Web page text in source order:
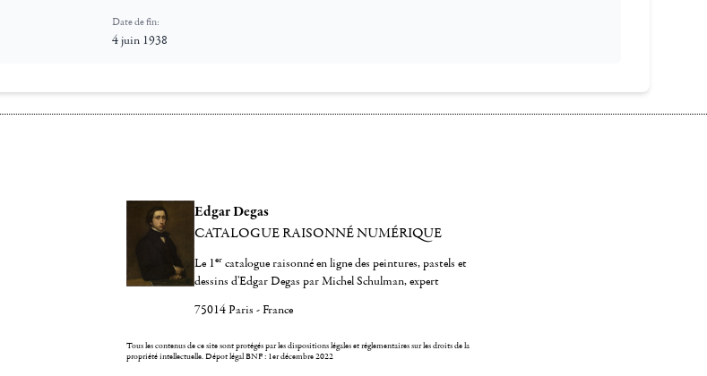
Date de fin:
4 juin 1938
Edgar Degas
CATALOGUE RAISONNÉ NUMÉRIQUE
Le 1er catalogue raisonné en ligne des peintures, pastels et
dessins d'Edgar Degas par Michel Schulman, expert
75014 Paris - France
Tous les contenus de ce site sont protégés par les dispositions légales et réglementaires sur les droits de la
propriété intellectuelle.Dépot légal BNF : 1er décembre 2022